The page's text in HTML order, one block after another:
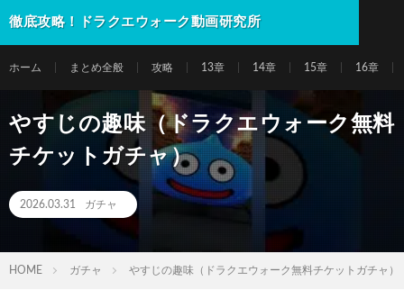
徹底攻略！ドラクエウォーク動画研究所
ホーム まとめ全般 攻略 13章 14章 15章 16章
やすじの趣味（ドラクエウォーク無料
チケットガチャ）
2026.03.31 ガチャ
HOME ガチャ やすじの趣味（ドラクエウォーク無料チケットガチャ）